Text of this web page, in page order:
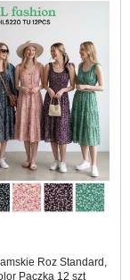
Roz Standard,
Paczka 12 szt